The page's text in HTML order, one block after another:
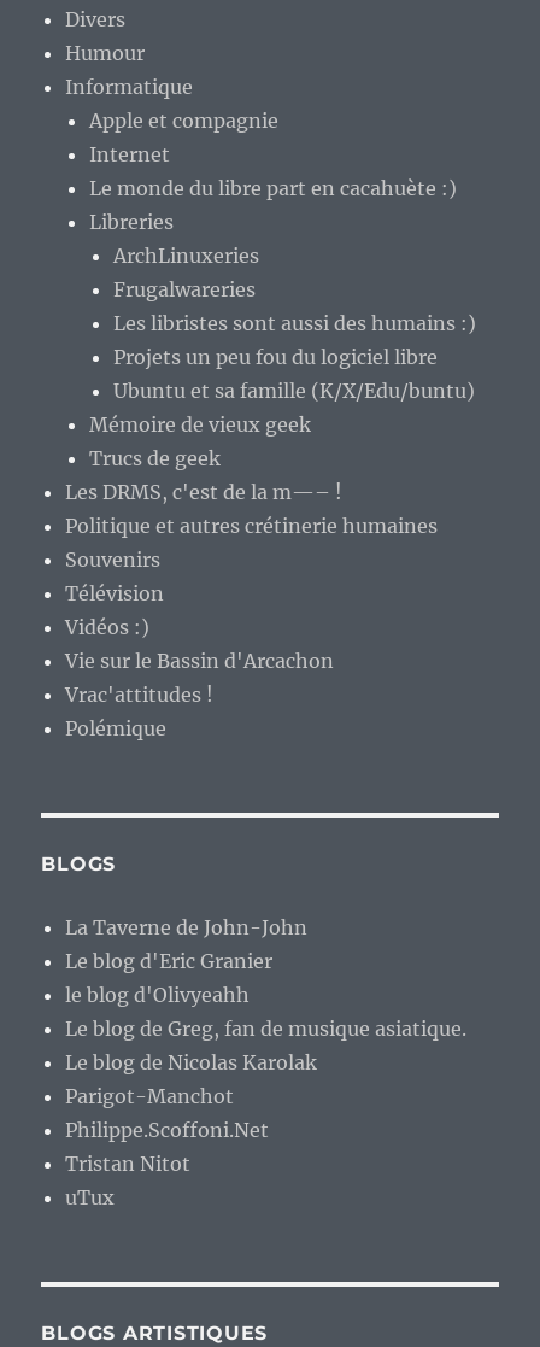
Divers
Humour
Informatique
Apple et compagnie
Internet
Le monde du libre part en cacahuète :)
Libreries
ArchLinuxeries
Frugalwareries
Les libristes sont aussi des humains :)
Projets un peu fou du logiciel libre
Ubuntu et sa famille (K/X/Edu/buntu)
Mémoire de vieux geek
Trucs de geek
Les DRMS, c'est de la m—– !
Politique et autres crétinerie humaines
Souvenirs
Télévision
Vidéos :)
Vie sur le Bassin d'Arcachon
Vrac'attitudes !
Polémique
BLOGS
La Taverne de John-John
Le blog d'Eric Granier
le blog d'Olivyeahh
Le blog de Greg, fan de musique asiatique.
Le blog de Nicolas Karolak
Parigot-Manchot
Philippe.Scoffoni.Net
Tristan Nitot
uTux
BLOGS ARTISTIQUES